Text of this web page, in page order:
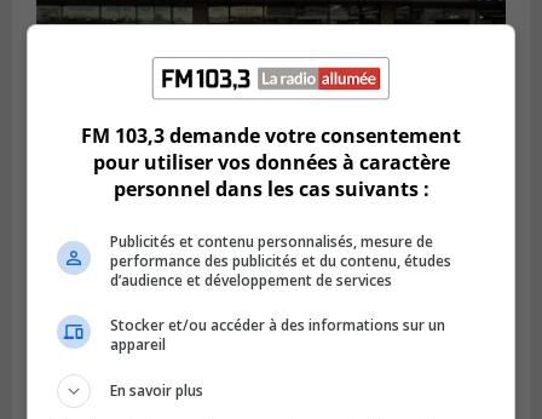
BROSSARD
Rappel de quatre produits alimentaires à
Brossard
FM 103,3 demande votre consentement
pour utiliser vos données à caractère
personnel dans les cas suivants :
Publicités et contenu personnalisés, mesure de
performance des publicités et du contenu, études
d’audience et développement de services
Stocker et/ou accéder à des informations sur un
appareil
En savoir plus